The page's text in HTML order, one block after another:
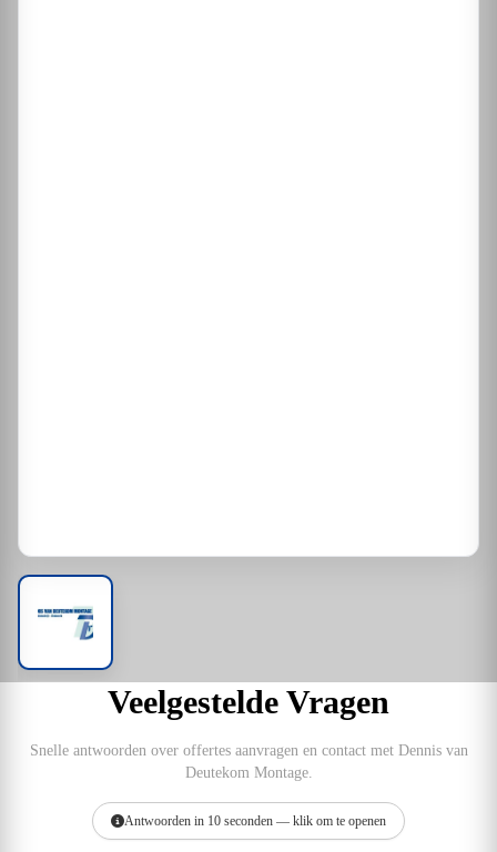
Veelgestelde Vragen
Snelle antwoorden over offertes aanvragen en contact met Dennis van
Deutekom Montage.
Antwoorden in 10 seconden — klik om te openen